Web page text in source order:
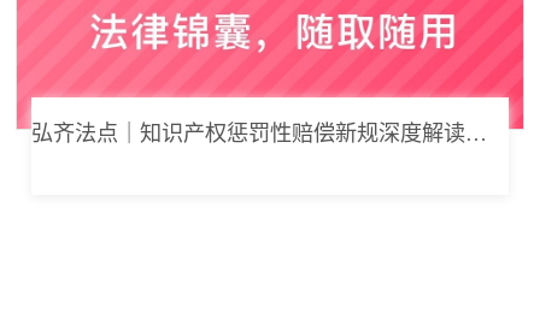
弘齐法点｜知识产权惩罚性赔偿新规深度解读： 从“赔得起”到“赔不起”的司法逻辑